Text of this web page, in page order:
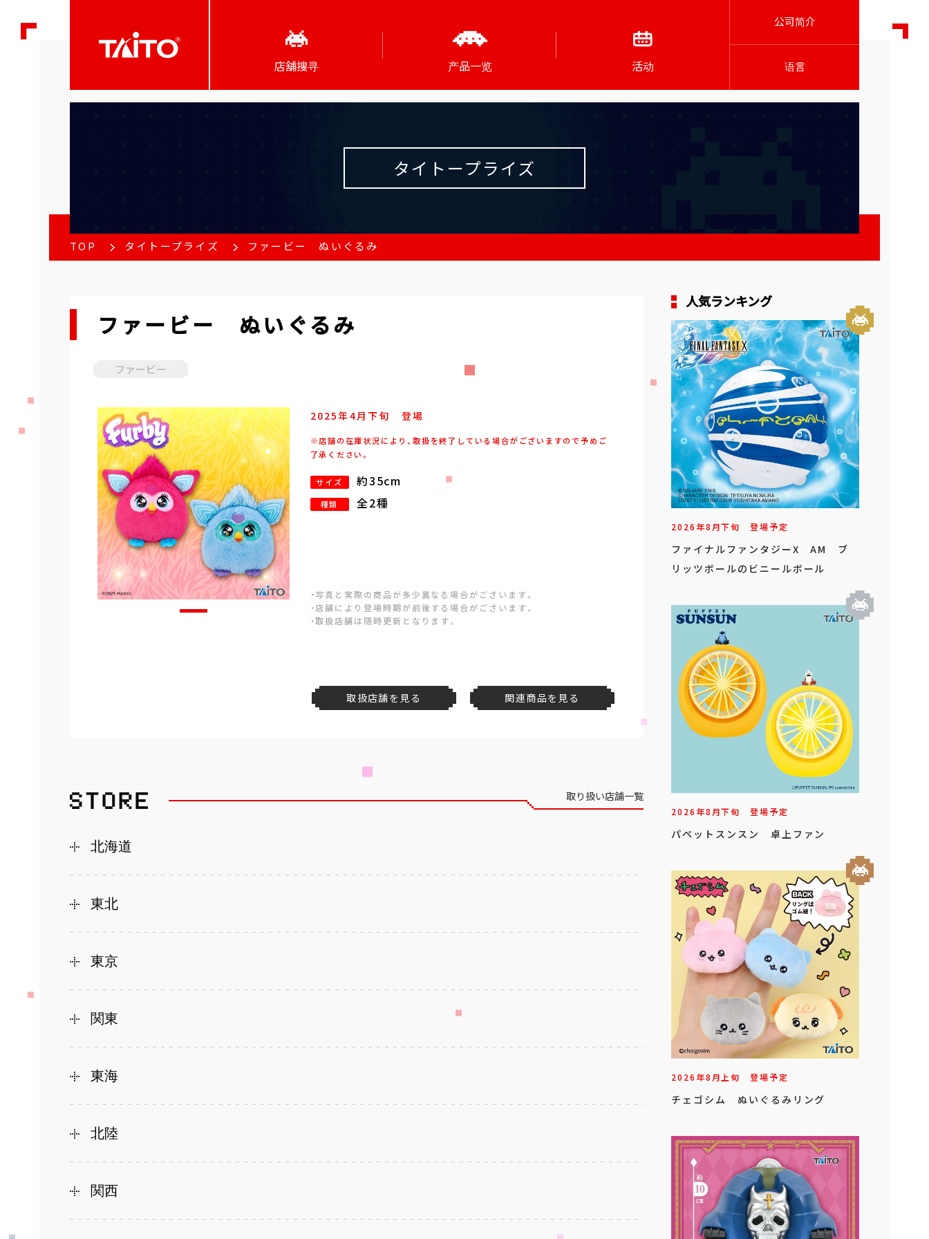
店舖搜寻 产品一览 活动
公司简介
语言
タイトープライズ
TOP タイトープライズ ファービー ぬいぐるみ
ファービー ぬいぐるみ
ファービー
2025年4月下旬 登場
※店舗の在庫状況により、取扱を終了している場合がございますので予めご
了承ください。
サイズ 約35cm
種類 全2種
・写真と実際の商品が多少異なる場合がございます。
・店舗により登場時期が前後する場合がございます。
・取扱店舗は随時更新となります。
取扱店舗を見る 関連商品を見る
取り扱い店舗一覧
北海道
東北
東京
関東
東海
北陸
関西
人気ランキング
2026年8月下旬 登場予定
ファイナルファンタジーX AM ブ
リッツボールのビニールボール
2026年8月下旬 登場予定
パペットスンスン 卓上ファン
2026年8月上旬 登場予定
チェゴシム ぬいぐるみリング